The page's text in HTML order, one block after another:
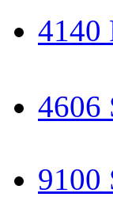
4140
9100